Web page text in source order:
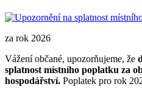
za rok 2026
Vážení občané, upozorňujeme, že
splatnost místního poplatku za
hospodářství. Poplatek pro rok